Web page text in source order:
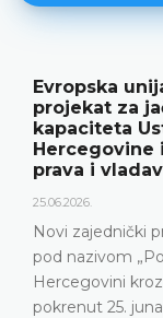
Evropska
projekat za
kapaciteta
Hercegovine
prava i
25.06.2026.
Novi zajednički
pod nazivom
Hercegovini
pokrenut 25.